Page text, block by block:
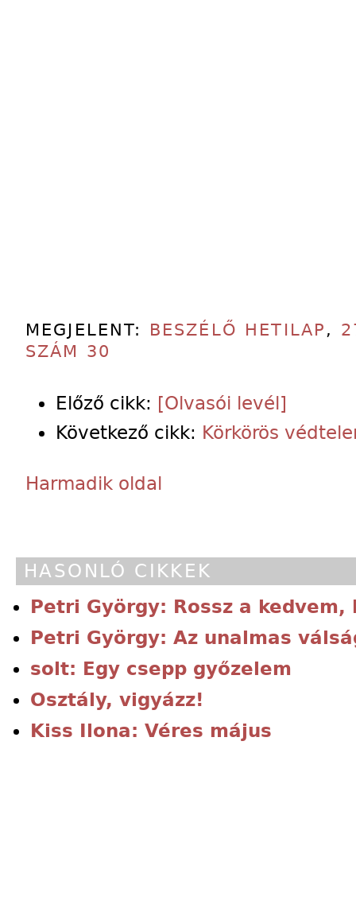
MEGJELENT: BESZÉLŐ HETILAP ,
SZÁM 30
Előző cikk: [Olvasói levél]
Következő cikk: Körkörös
Harmadik oldal
HASONLÓ CIKKEK
Petri György: Rossz a
Petri György: Az unalmas
solt: Egy csepp győzelem
Osztály, vigyázz!
Kiss Ilona: Véres május